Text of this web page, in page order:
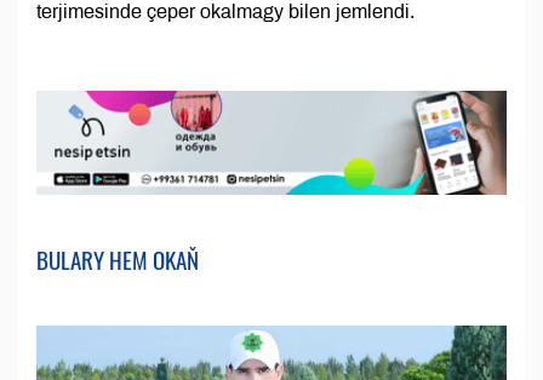
terjimesinde çeper okalmagy bilen jemlendi.
BULARY HEM OKAŇ